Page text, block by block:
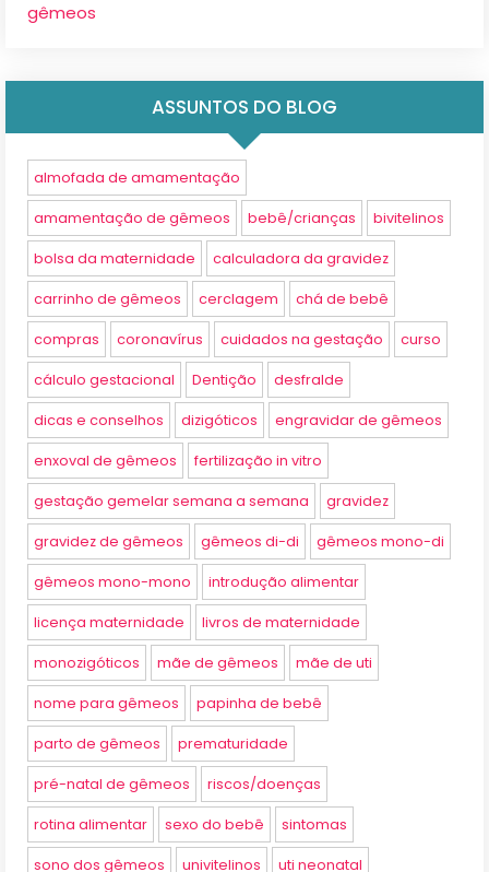
gêmeos
ASSUNTOS DO BLOG
almofada de amamentação
amamentação de gêmeos bebê/crianças bivitelinos
bolsa da maternidade calculadora da gravidez
carrinho de gêmeos cerclagem chá de bebê
compras coronavírus cuidados na gestação curso
cálculo gestacional Dentição desfralde
dicas e conselhos dizigóticos engravidar de gêmeos
enxoval de gêmeos fertilização in vitro
gestação gemelar semana a semana gravidez
gravidez de gêmeos gêmeos di-di gêmeos mono-di
gêmeos mono-mono introdução alimentar
licença maternidade livros de maternidade
monozigóticos mãe de gêmeos mãe de uti
nome para gêmeos papinha de bebê
parto de gêmeos prematuridade
pré-natal de gêmeos riscos/doenças
rotina alimentar sexo do bebê sintomas
sono dos gêmeos univitelinos uti neonatal